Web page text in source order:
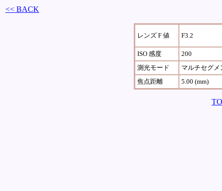
<< BACK
レンズ F 値 F3.2
ISO 感度
200
測光モード
マルチセグメ
焦点距離
5.00 (mm)